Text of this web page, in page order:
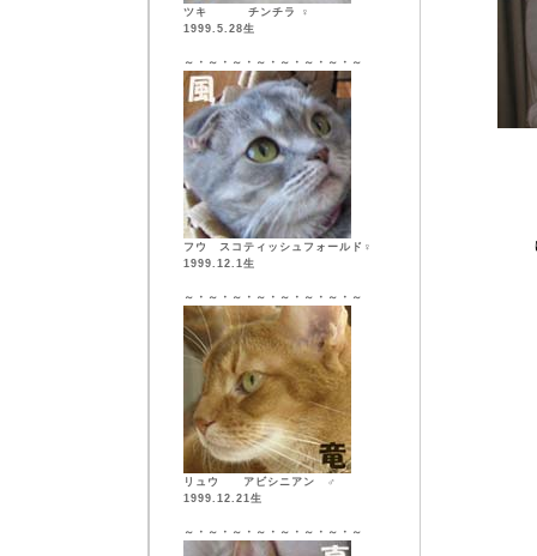
ツキ チンチラ ♀
1999.5.28生
～・～・～・～・～・～・～・～
フウ スコティッシュフォールド♀
1999.12.1生
～・～・～・～・～・～・～・～
リュウ アビシニアン ♂
1999.12.21生
～・～・～・～・～・～・～・～